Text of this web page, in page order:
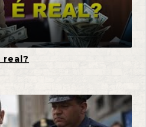
real?